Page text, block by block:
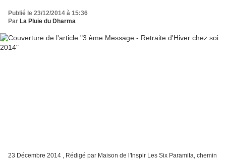
Publié le 23/12/2014 à 15:36
Par La Pluie du Dharma
23 Décembre 2014 , Rédigé par Maison de l'Inspir Les Six Paramita, chemin